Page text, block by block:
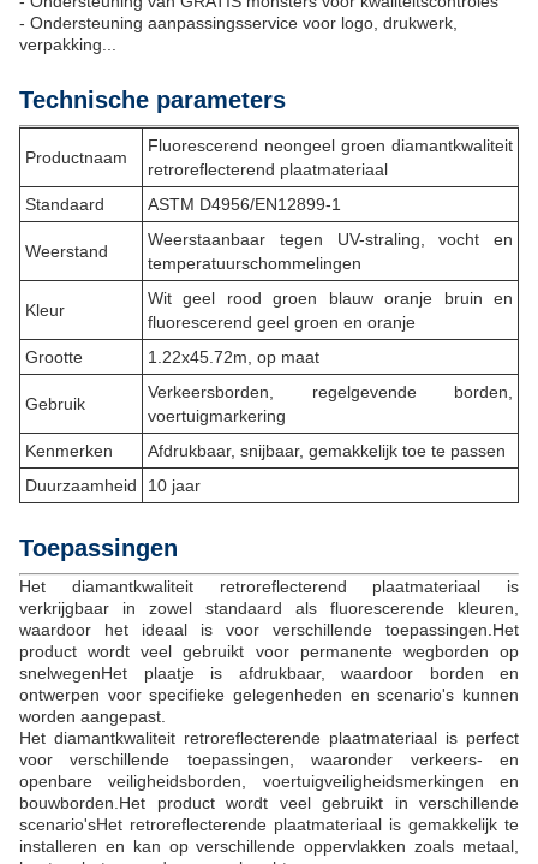
- Ondersteuning aanpassingsservice voor logo, drukwerk,
verpakking...
Technische parameters
Productnaam
Fluorescerend neongeel groen diamantkwaliteit
retroreflecterend plaatmateriaal
Standaard
ASTM D4956/EN12899-1
Weerstand
Weerstaanbaar tegen UV-straling, vocht en
temperatuurschommelingen
Kleur
Wit geel rood groen blauw oranje bruin en
fluorescerend geel groen en oranje
Grootte
1.22x45.72m, op maat
Gebruik
Verkeersborden, regelgevende borden,
voertuigmarkering
Kenmerken
Afdrukbaar, snijbaar, gemakkelijk toe te passen
Duurzaamheid
10 jaar
Toepassingen
Het diamantkwaliteit retroreflecterend plaatmateriaal is
verkrijgbaar in zowel standaard als fluorescerende kleuren,
waardoor het ideaal is voor verschillende toepassingen.Het
product wordt veel gebruikt voor permanente wegborden op
snelwegenHet plaatje is afdrukbaar, waardoor borden en
ontwerpen voor specifieke gelegenheden en scenario's kunnen
worden aangepast.
Het diamantkwaliteit retroreflecterende plaatmateriaal is perfect
voor verschillende toepassingen, waaronder verkeers- en
openbare veiligheidsborden, voertuigveiligheidsmerkingen en
bouwborden.Het product wordt veel gebruikt in verschillende
scenario'sHet retroreflecterende plaatmateriaal is gemakkelijk te
installeren en kan op verschillende oppervlakken zoals metaal,